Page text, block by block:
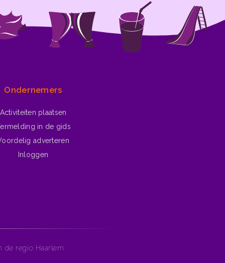
Ondernemers
Activiteiten plaatsen
in de gids
adverteren
Inloggen
de regio Haarlem